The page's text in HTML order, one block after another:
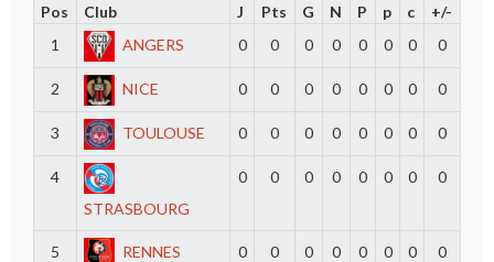
Pos Club J Pts G N P p c
+/-
1
ANGERS 0 0 0 0 0 0 0 0
2 NICE 0 0 0 0 0 0 0 0
3 TOULOUSE 0 0 0 0 0 0 0 0
4
STRASBOURG
0 0 0 0 0 0 0 0
5 RENNES 0 0 0 0 0 0 0 0